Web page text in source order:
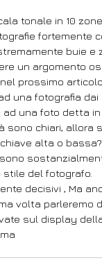
tonale in 10
fortemente
buie e
un argomento
prossimo articolo.
una fotografia
una foto detta
sono chiari, allora
alta o bassa?
stile del fotografo.
decisivi , Ma
volta parleremo
sul display